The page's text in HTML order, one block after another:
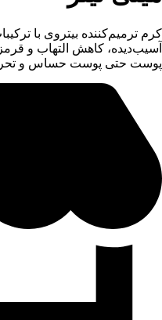
کرم ترمیم‌کننده بیتروی با
آسیب‌دیده، کاهش التهاب و
پوست حتی پوست حساس و